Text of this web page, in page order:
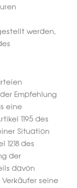
werden,
Empfehlung
eine
1195 des
Situation
des
der
davon
seine